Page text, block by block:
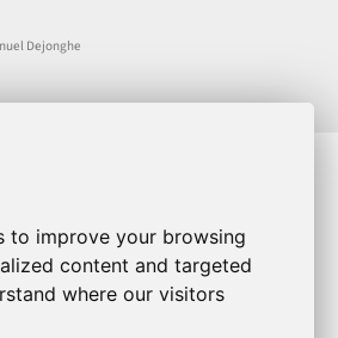
to improve your browsing
content and targeted
where our visitors
Dejonghe